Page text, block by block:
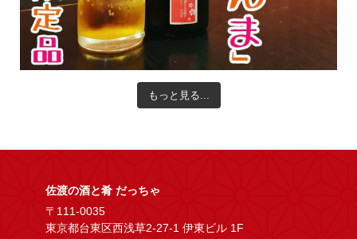
もっと見る...
佐渡の酒と肴 だっちゃ
〒111-0035
東京都台東区西浅草2-27-1 伊東ビル 1F